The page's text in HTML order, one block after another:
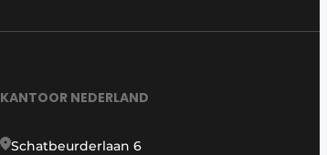
KANTOOR NEDERLAND
Schatbeurderlaan 6